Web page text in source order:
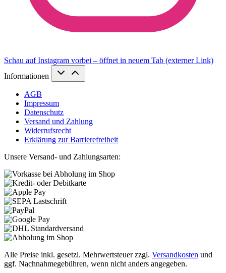
Schau auf Instagram vorbei – öffnet in neuem Tab (externer Link)
Informationen
AGB
Impressum
Datenschutz
Versand und Zahlung
Widerrufsrecht
Erklärung zur Barrierefreiheit
Unsere Versand- und Zahlungsarten:
Alle Preise inkl. gesetzl. Mehrwertsteuer zzgl. Versandkosten und
ggf. Nachnahmegebühren, wenn nicht anders angegeben.